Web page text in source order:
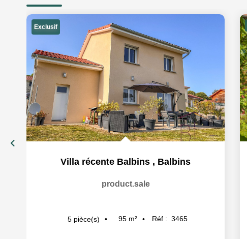
Exclusif
Villa récente Balbins , Balbins
product.sale
5 pièce(s) 95 m² Réf : 3465